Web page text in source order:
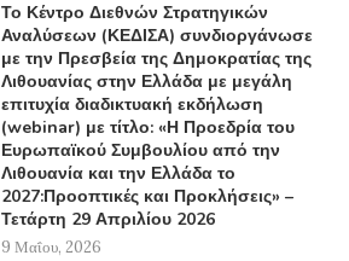
Το Κέντρο Διεθνών Στρατηγικών
Αναλύσεων (ΚΕΔΙΣΑ) συνδιοργάνωσε
με την Πρεσβεία της Δημοκρατίας της
Λιθουανίας στην Ελλάδα με μεγάλη
επιτυχία διαδικτυακή εκδήλωση
(webinar) με τίτλο: «Η Προεδρία του
Ευρωπαϊκού Συμβουλίου από την
Λιθουανία και την Ελλάδα το
2027:Προοπτικές και Προκλήσεις» –
Τετάρτη 29 Απριλίου 2026
9 Μαΐου, 2026